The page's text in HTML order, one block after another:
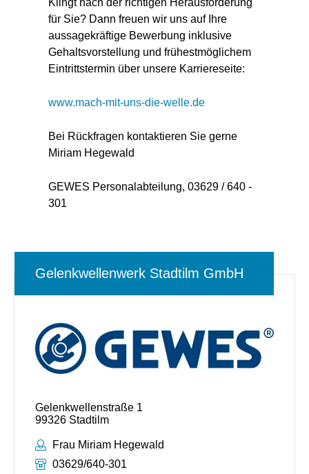
Klingt nach der richtigen Herausforderung
für Sie? Dann freuen wir uns auf Ihre
aussagekräftige Bewerbung inklusive
Gehaltsvorstellung und frühestmöglichem
Eintrittstermin über unsere Karriereseite:
www.mach-mit-uns-die-welle.de
Bei Rückfragen kontaktieren Sie gerne
Miriam Hegewald
GEWES Personalabteilung, 03629 / 640 -
301
Gelenkwellenwerk Stadtilm GmbH
Gelenkwellenstraße 1
99326 Stadtilm
Ansprechpartner:
Frau Miriam Hegewald
Telefonnummer:
03629/640-301